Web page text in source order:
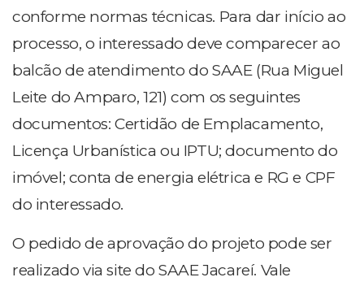
conforme normas técnicas. Para dar início ao
processo, o interessado deve comparecer ao
balcão de atendimento do SAAE (Rua Miguel
Leite do Amparo, 121) com os seguintes
documentos: Certidão de Emplacamento,
Licença Urbanística ou IPTU; documento do
imóvel; conta de energia elétrica e RG e CPF
do interessado.
O pedido de aprovação do projeto pode ser
realizado via site do SAAE Jacareí. Vale